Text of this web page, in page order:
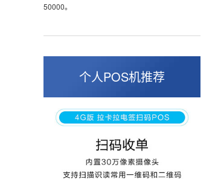
50000。
好，但是可以接受。售后服务好整体比较满意。
周先生
个人POS机推荐